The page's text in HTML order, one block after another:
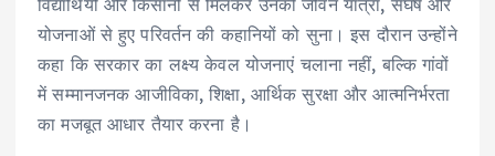
विद्यार्थियों और किसानों से मिलकर उनकी जीवन यात्रा, संघर्ष और
योजनाओं से हुए परिवर्तन की कहानियों को सुना। इस दौरान उन्होंने
कहा कि सरकार का लक्ष्य केवल योजनाएं चलाना नहीं, बल्कि गांवों
में सम्मानजनक आजीविका, शिक्षा, आर्थिक सुरक्षा और आत्मनिर्भरता
का मजबूत आधार तैयार करना है।